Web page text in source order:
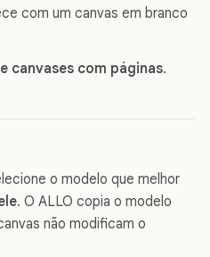
com um canvas em branco
canvases com páginas.
o modelo que melhor
. O ALLO copia o modelo
não modificam o